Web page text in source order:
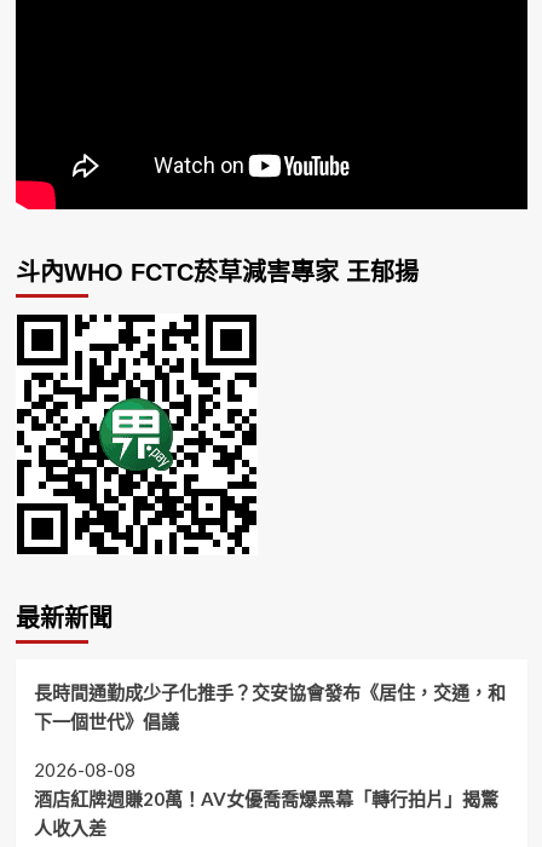
斗內WHO FCTC菸草減害專家 王郁揚
最新新聞
長時間通勤成少子化推手？交安協會發布《居住，交通，和
下一個世代》倡議
2026-08-08
酒店紅牌週賺20萬！AV女優喬喬爆黑幕「轉行拍片」揭驚
人收入差